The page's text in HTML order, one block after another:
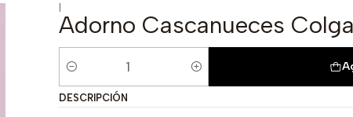
|
Adorno Cascanueces
Cantidad
DESCRIPCIÓN